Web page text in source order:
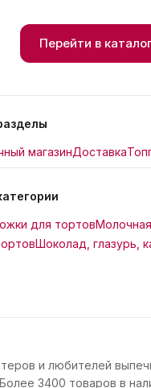
Перейти в
магазинДоставка
для тортов
Шоколад, глазурь,
и любителей
3400 товаров в